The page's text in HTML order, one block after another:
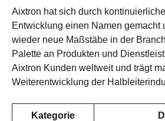
Aixtron hat sich durch
Entwicklung einen Namen gemacht
wieder neue Maßstäbe in der
Palette an Produkten und
Aixtron Kunden weltweit und trägt
Weiterentwicklung der
Kategorie